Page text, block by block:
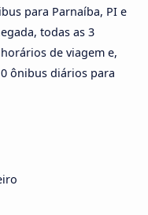
para Parnaíba, PI e
todas as 3
de viagem e,
ônibus diários para